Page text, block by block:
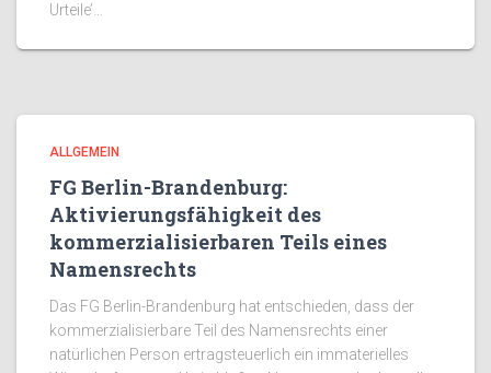
Urteile’…
ALLGEMEIN
FG Berlin-Brandenburg:
Aktivierungsfähigkeit des
kommerzialisierbaren Teils eines
Namensrechts
Das FG Berlin-Brandenburg hat entschieden, dass der
kommerzialisierbare Teil des Namensrechts einer
natürlichen Person ertragsteuerlich ein immaterielles